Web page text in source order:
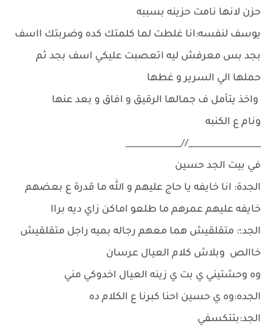
حزن لانها نامت حزينه بسببه
يوسف لنفسه:انا غلطت لما كلمتك كده وضربتك ااسف
بجد بس معرفش ليه اتعصبت عليكي اسف بجد ثم
حملها الي السرير و غطها
واخذ يتأمل ف جمالها الرقيق و افاق و بعد عنها
ونام ع الكنبه
_________________//_____________
في بيت الجد حسين
الجدة: انا خايفه يا حاج عليهم و الله ما قدرة ع بعضهم
خايفه عليهم عمرهم ما طلعو اماكن زاي ديه براا
الجد؛: متقلقيش هما معهم رجاله بميه راجل متقلقيش
خاالص وبلاش كلام العيال عرسان
وه وحشتيني ي بت ي زينه العيال اخدوكي مني
الجده:وه ي حسين احنا كبرنا ع الكلام ده
الجد:بتتكسفي